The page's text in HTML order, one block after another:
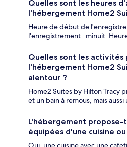
Quelles sont les heures
l'hébergement Home2
Heure de début de
l'enregistrement : minuit.
Quelles sont les activités
l'hébergement Home2
alentour ?
Home2 Suites by Hilton Tracy
et un bain à remous, mais
L'hébergement propose-
équipées d'une cuisine